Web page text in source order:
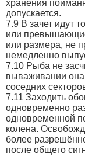
хранения
допускается.
7.9 В зачет идут
или
или размера, не
немедленно
7.10 Рыба не
вываживании она
соседних
7.11 Заходить
одновременно
одновременной
колена.
более
после общего